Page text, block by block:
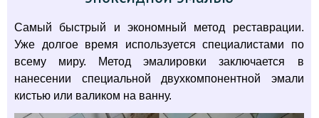
Самый быстрый и экономный метод реставрации.
Уже долгое время используется специалистами по
всему миру. Метод эмалировки заключается в
нанесении специальной двухкомпонентной эмали
кистью или валиком на ванну.